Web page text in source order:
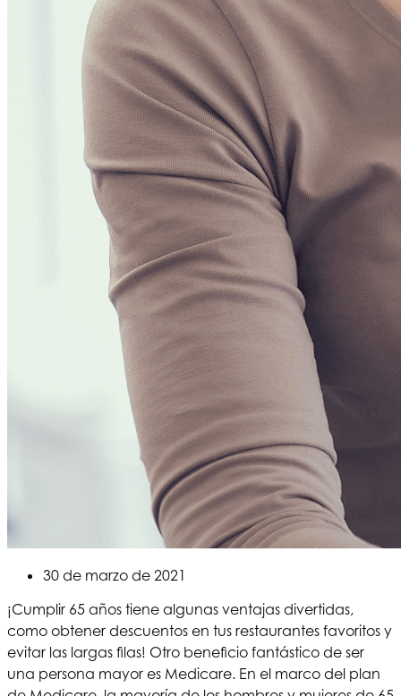
30 de marzo de 2021
¡Cumplir 65 años tiene algunas ventajas divertidas,
como obtener descuentos en tus restaurantes favoritos y
evitar las largas filas! Otro beneficio fantástico de ser
una persona mayor es Medicare. En el marco del plan